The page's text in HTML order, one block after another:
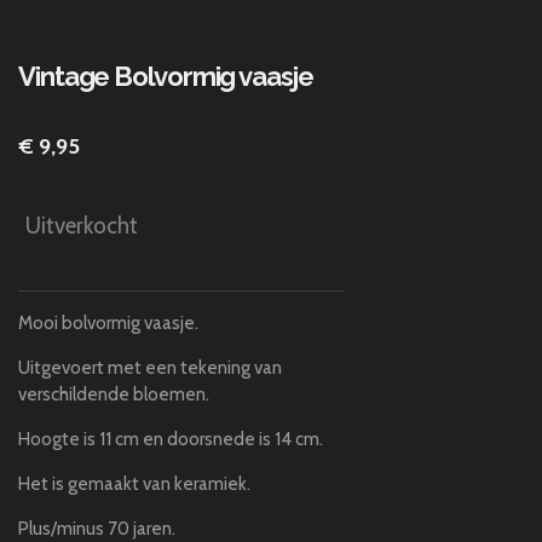
Vintage Bolvormig vaasje
€ 9,95
Uitverkocht
Mooi bolvormig vaasje.
Uitgevoert met een tekening van
verschildende bloemen.
Hoogte is 11 cm en doorsnede is 14 cm.
Het is gemaakt van keramiek.
Plus/minus 70 jaren.